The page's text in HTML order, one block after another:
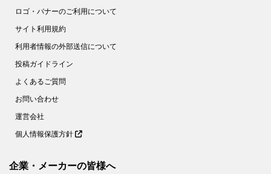
ロゴ・バナーのご利用について
サイト利用規約
利用者情報の外部送信について
投稿ガイドライン
よくあるご質問
お問い合わせ
運営会社
個人情報保護方針
企業・メーカーの皆様へ